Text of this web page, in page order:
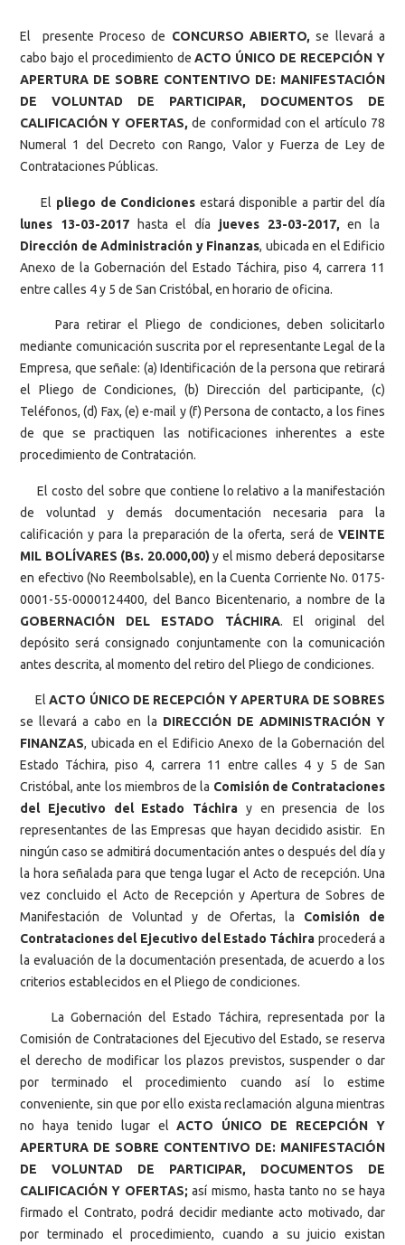
El presente Proceso de CONCURSO ABIERTO,se llevará a
cabo bajo el procedimiento deACTO ÚNICO DE RECEPCIÓN Y
APERTURA DE SOBRE CONTENTIVO DE: MANIFESTACIÓN
DE VOLUNTAD DE PARTICIPAR, DOCUMENTOS DE
CALIFICACIÓN Y OFERTAS,de conformidad con el artículo 78
Numeral 1 del Decreto con Rango, Valor y Fuerza de Ley de
Contrataciones Públicas.
El pliego de Condiciones estará disponible a partir del día
lunes 13-03-2017hasta el día jueves 23-03-2017,en la
Dirección de Administración y Finanzas, ubicada en el Edificio
Anexo de la Gobernación del Estado Táchira, piso 4, carrera 11
entre calles 4 y 5 de San Cristóbal, en horario de oficina.
Para retirar el Pliego de condiciones, deben solicitarlo
mediante comunicación suscrita por el representante Legal de la
Empresa, que señale: (a) Identificación de la persona que retirará
el Pliego de Condiciones, (b) Dirección del participante, (c)
Teléfonos, (d) Fax, (e) e-mail y (f) Persona de contacto, a los fines
de que se practiquen las notificaciones inherentes a este
procedimiento de Contratación.
El costo del sobre que contiene lo relativo a la manifestación
de voluntad y demás documentación necesaria para la
calificación y para la preparación de la oferta, será de VEINTE
MIL BOLÍVARES (Bs. 20.000,00) y el mismo deberá depositarse
en efectivo (No Reembolsable), en la Cuenta Corriente No. 0175-
0001-55-0000124400, del Banco Bicentenario, a nombre de la
GOBERNACIÓN DEL ESTADO TÁCHIRA. El original del
depósito será consignado conjuntamente con la comunicación
antes descrita, al momento del retiro del Pliego de condiciones.
ElACTO ÚNICO DE RECEPCIÓN Y APERTURA DE SOBRES
se llevará a cabo en la DIRECCIÓN DE ADMINISTRACIÓN Y
FINANZAS, ubicada en el Edificio Anexo de la Gobernación del
Estado Táchira, piso 4, carrera 11 entre calles 4 y 5 de San
Cristóbal, ante los miembros de la Comisión de Contrataciones
del Ejecutivo del Estado Táchira y en presencia de los
representantes de las Empresas que hayan decidido asistir. En
ningún caso se admitirá documentación antes o después del día y
la hora señalada para que tenga lugar el Acto de recepción. Una
vez concluido el Acto de Recepción y Apertura de Sobres de
Manifestación de Voluntad y de Ofertas, la Comisión de
Contrataciones del Ejecutivo del Estado Táchira procederá a
la evaluación de la documentación presentada, de acuerdo a los
criterios establecidos en el Pliego de condiciones.
La Gobernación del Estado Táchira, representada por la
Comisión de Contrataciones del Ejecutivo del Estado, se reserva
el derecho de modificar los plazos previstos, suspender o dar
por terminado el procedimiento cuando así lo estime
conveniente, sin que por ello exista reclamación alguna mientras
no haya tenido lugar el ACTO ÚNICO DE RECEPCIÓN Y
APERTURA DE SOBRE CONTENTIVO DE: MANIFESTACIÓN
DE VOLUNTAD DE PARTICIPAR, DOCUMENTOS DE
CALIFICACIÓN Y OFERTAS; así mismo, hasta tanto no se haya
firmado el Contrato, podrá decidir mediante acto motivado, dar
por terminado el procedimiento, cuando a su juicio existan